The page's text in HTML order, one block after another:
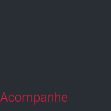
Acompanhe